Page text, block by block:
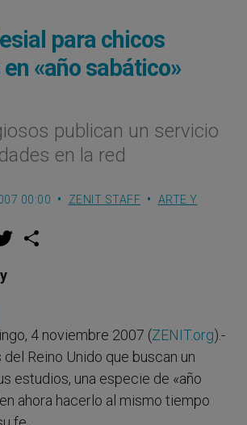
para chicos
«año sabático»
publican un servicio
en la red
00:00 ZENIT STAFF
ARTE Y
w
4 noviembre 2007 (ZENIT.org).-
Reino Unido que buscan un
estudios, una especie de «año
ahora hacerlo al mismo tiempo